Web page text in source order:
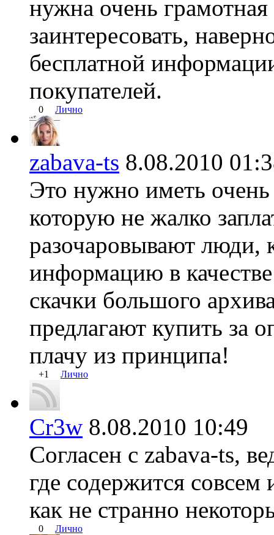
нужна очень
заинтересовать,
бесплатной
покупателей.
0 Лично
zabava-ts 8.08.2010
Это нужно иметь
которую не жалко
разочаровывают люди,
информацию в
скачки большого
предлагают купить за
плачу из принципа!
+1 Лично
Cr3w 8.08.2010 10:49
Согласен с zabava-ts,
где содержится
как не странно
0 Лично